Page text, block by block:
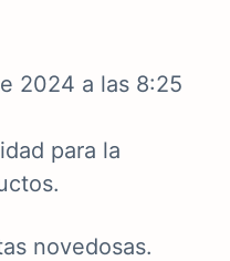
2024 a las 8:25
para la
novedosas.